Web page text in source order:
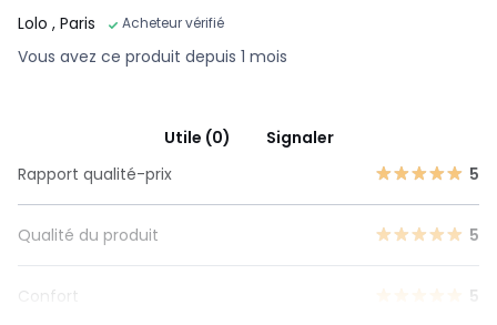
Lolo , Paris Acheteur vérifié
Vous avez ce produit depuis 1 mois
Utile (0)
Signaler
Rapport qualité-prix
5
Qualité du produit 5
Confort 5